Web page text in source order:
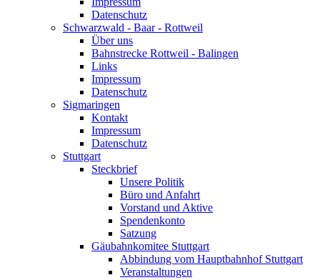
Datenschutz
Schwarzwald - Baar - Rottweil
Über uns
Bahnstrecke Rottweil - Balingen
Links
Impressum
Datenschutz
Sigmaringen
Kontakt
Impressum
Datenschutz
Stuttgart
Steckbrief
Unsere Politik
Büro und Anfahrt
Vorstand und Aktive
Spendenkonto
Satzung
Gäubahnkomitee Stuttgart
Abbindung vom Hauptbahnhof Stuttgart
Veranstaltungen